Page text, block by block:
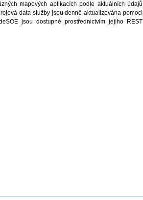
mapových aplikacích podle aktuálních údajů
data služby jsou denně aktualizována pomocí
jsou dostupné prostřednictvím jejího REST